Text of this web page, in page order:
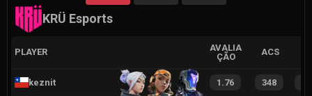
KRÜ Esports
PLAYER
AVALIA
ÇÃO
ACS
keznit 1.76 348